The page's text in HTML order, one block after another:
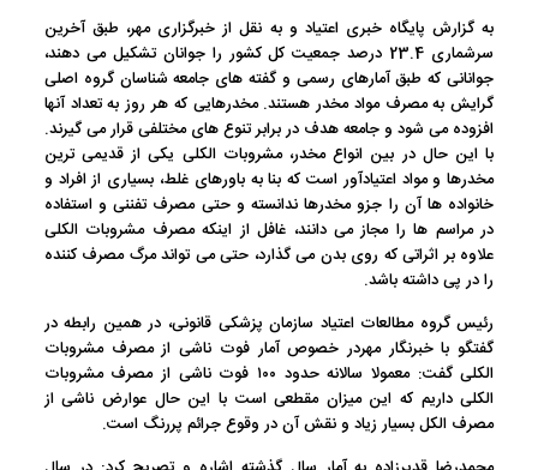
به گزارش پایگاه خبری اعتیاد و به نقل از خبرگزاری مهر، طبق آخرین
سرشماری 23.4 درصد جمعیت کل کشور را جوانان تشکیل می دهند،
جوانانی که طبق آمارهای رسمی و گفته های جامعه شناسان گروه اصلی
گرایش به مصرف مواد مخدر هستند. مخدرهایی که هر روز به تعداد آنها
افزوده می شود و جامعه هدف در برابر تنوع های مختلفی قرار می گیرند.
با این حال در بین انواع مخدر، مشروبات الکلی یکی از قدیمی ترین
مخدرها و مواد اعتیادآور است که بنا به باورهای غلط، بسیاری از افراد و
خانواده ها آن را جزو مخدرها ندانسته و حتی مصرف تفننی و استفاده
در مراسم ها را مجاز می دانند، غافل از اینکه مصرف مشروبات الکلی
علاوه بر اثراتی که روی بدن می گذارد، حتی می تواند مرگ مصرف کننده
را در پی داشته باشد.
رئیس گروه مطالعات اعتیاد سازمان پزشکی قانونی، در همین رابطه در
گفتگو با خبرنگار مهردر خصوص آمار فوت ناشی از مصرف مشروبات
الکلی گفت: معمولا سالانه حدود ۱۰۰ فوت ناشی از مصرف مشروبات
الکلی داریم که این میزان مقطعی است با این حال عوارض ناشی از
مصرف الکل بسیار زیاد و نقش آن در وقوع جرائم پررنگ است.